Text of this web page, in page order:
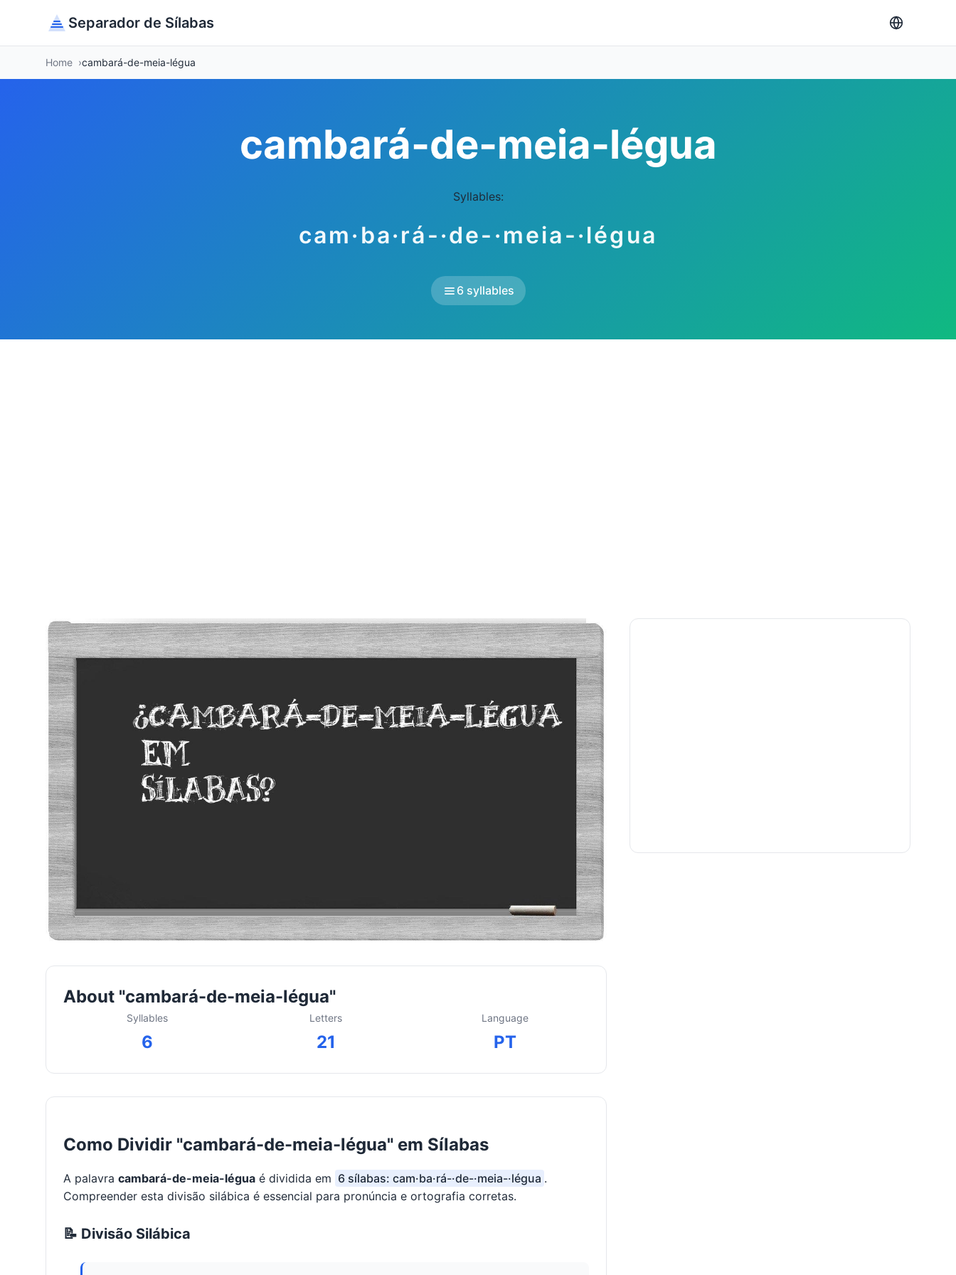
Separador de Sílabas
Home cambará-de-meia-légua
cambará-de-meia-légua
Syllables:
cam·ba·rá-·de-·meia-·légua
6 syllables
About "cambará-de-meia-légua"
Syllables
6
Letters
21
Language
PT
Como Dividir "cambará-de-meia-légua" em Sílabas
A palavra cambará-de-meia-légua é dividida em 6 sílabas: cam·ba·rá-·de-·meia-·légua .
Compreender esta divisão silábica é essencial para pronúncia e ortografia corretas.
📝 Divisão Silábica